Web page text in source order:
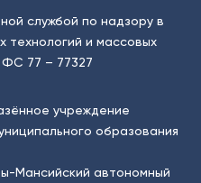
службой по надзору в
технологий и массовых
ФС 77 – 77327
учреждение
образования
Мансийский автономный